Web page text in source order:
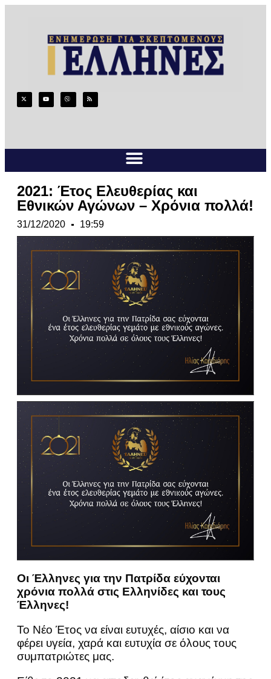
2021: Έτος Ελευθερίας και
Εθνικών Αγώνων – Χρόνια πολλά!
31/12/2020 19:59
Οι Έλληνες για την Πατρίδα εύχονται
χρόνια πολλά στις Ελληνίδες και τους
Έλληνες!
Το Νέο Έτος να είναι ευτυχές, αίσιο και να
φέρει υγεία, χαρά και ευτυχία σε όλους τους
συμπατριώτες μας.